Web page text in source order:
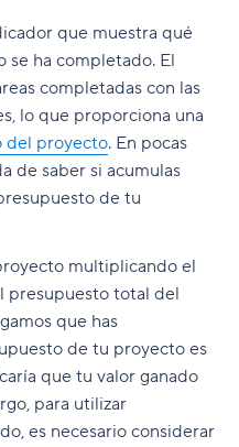
que muestra qué
ha completado. El
completadas con las
lo que proporciona una
del proyecto. En pocas
de saber si acumulas
de tu
multiplicando el
presupuesto total del
que has
de tu proyecto es
que tu valor ganado
para utilizar
es necesario considerar